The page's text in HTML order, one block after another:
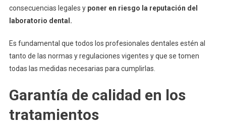
consecuencias legales y poner en riesgo la reputación del
laboratorio dental.
Es fundamental que todos los profesionales dentales estén al
tanto de las normas y regulaciones vigentes y que se tomen
todas las medidas necesarias para cumplirlas.
Garantía de calidad en los
tratamientos